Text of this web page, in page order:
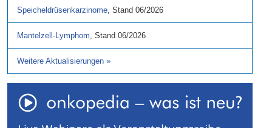
Speicheldrüsenkarzinome, Stand 06/2026
Mantelzell-Lymphom, Stand 06/2026
Weitere Aktualisierungen »